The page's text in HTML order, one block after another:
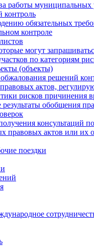
работы
обязательных
контроле
могут
по категориям
(объекты)
решений
актов,
рисков причинения
обобщения
консультаций
правовых актов или их
поездки